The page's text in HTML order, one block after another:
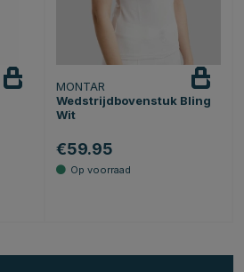
MONTAR
Wedstrijdbovenstuk Bling
Wit
€59.95